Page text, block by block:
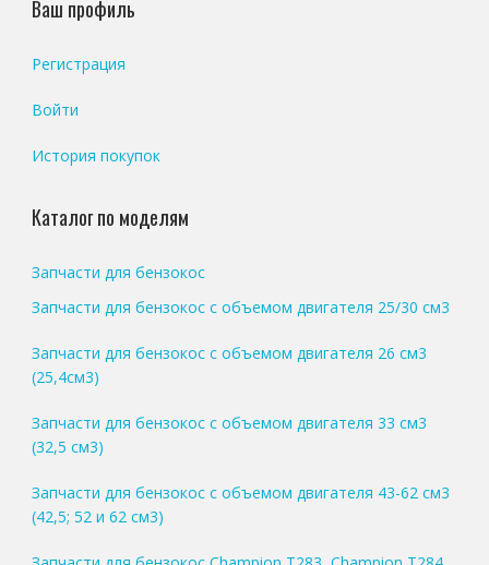
Ваш профиль
Регистрация
Войти
История покупок
Каталог по моделям
Запчасти для бензокос
Запчасти для бензокос с объемом двигателя 25/30 см3
Запчасти для бензокос с объемом двигателя 26 см3
(25,4см3)
Запчасти для бензокос с объемом двигателя 33 см3
(32,5 см3)
Запчасти для бензокос с объемом двигателя 43-62 см3
(42,5; 52 и 62 см3)